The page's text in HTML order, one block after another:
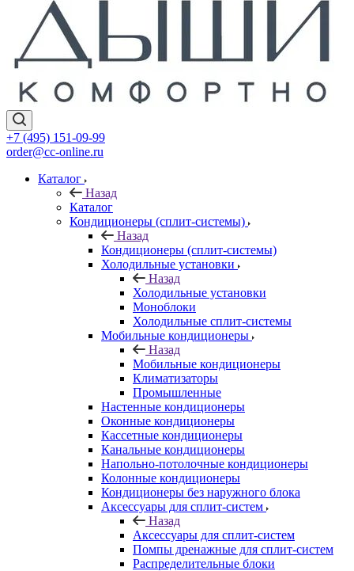
+7 (495) 151-09-99
order@cc-online.ru
Каталог
Назад
Каталог
Кондиционеры (сплит-системы)
Назад
Кондиционеры (сплит-системы)
Холодильные установки
Назад
Холодильные установки
Моноблоки
Холодильные сплит-системы
Мобильные кондиционеры
Назад
Мобильные кондиционеры
Климатизаторы
Промышленные
Настенные кондиционеры
Оконные кондиционеры
Кассетные кондиционеры
Канальные кондиционеры
Напольно-потолочные кондиционеры
Колонные кондиционеры
Кондиционеры без наружного блока
Аксессуары для сплит-систем
Назад
Аксессуары для сплит-систем
Помпы дренажные для сплит-систем
Распределительные блоки